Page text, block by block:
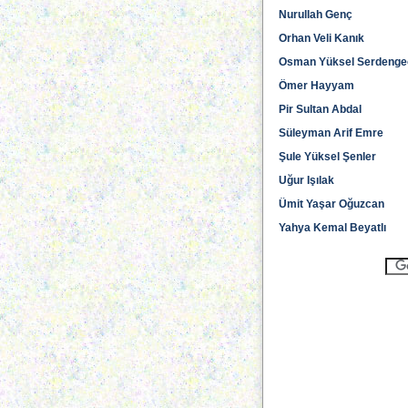
Nurullah Genç
Orhan Veli Kanık
Osman Yüksel
Ömer Hayyam
Pir Sultan Abdal
Süleyman Arif Emre
Şule Yüksel Şenler
Uğur Işılak
Ümit Yaşar Oğuzcan
Yahya Kemal Beyatlı